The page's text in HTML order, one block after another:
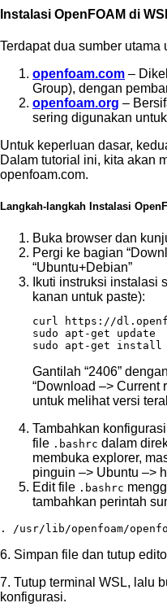
Instalasi OpenFOAM di
Terdapat dua sumber
openfoam.com –
Group), dengan
openfoam.org –
sering digunakan
Untuk keperluan dasar,
Dalam tutorial ini, kita akan
openfoam.com.
Langkah-langkah Instalasi
Buka browser dan
Pergi ke bagian
“Ubuntu+Debian”
Ikuti instruksi instalasi
kanan untuk paste):
curl https://
sudo apt-get update
sudo apt-get install
Gantilah “2406”
“Download –> Current
untuk melihat versi
Tambahkan
file .bashrc dalam
membuka explorer,
pinguin –> Ubuntu –>
Edit file .bashrc
tambahkan perintah
. /usr/lib/openfoam/
6. Simpan file dan tutup
7. Tutup terminal WSL, lalu
konfigurasi.